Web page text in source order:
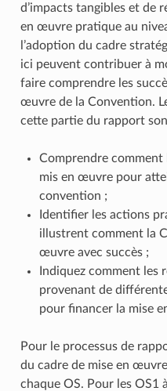
d’impacts tangibles et de
en œuvre pratique au
l’adoption du cadre
ici peuvent contribuer à
faire comprendre les
œuvre de la Convention.
cette partie du rapport
Comprendre
mis en œuvre pour
convention ;
Identifier les actions
illustrent comment la
œuvre avec succès ;
Indiquez comment les
provenant de
pour financer la mise
Pour le processus de
du cadre de mise en
chaque OS. Pour les OS1